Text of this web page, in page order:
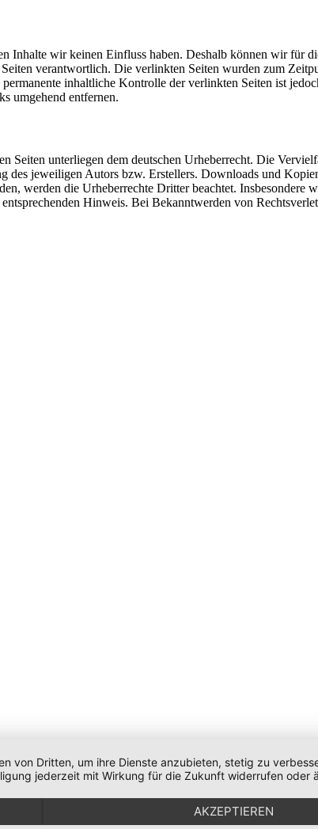
Inhalte wir keinen Einfluss haben. Deshalb können wir für
verantwortlich. Die verlinkten Seiten wurden zum
inhaltliche Kontrolle der verlinkten Seiten ist
umgehend entfernen.
Seiten unterliegen dem deutschen Urheberrecht. Die
des jeweiligen Autors bzw. Erstellers. Downloads und
werden die Urheberrechte Dritter beachtet. Insbesondere
Hinweis. Bei Bekanntwerden von
von Dritten, um ihre Dienste anzubieten, stetig zu
jederzeit mit Wirkung für die Zukunft widerrufen oder
AKZEPTIEREN